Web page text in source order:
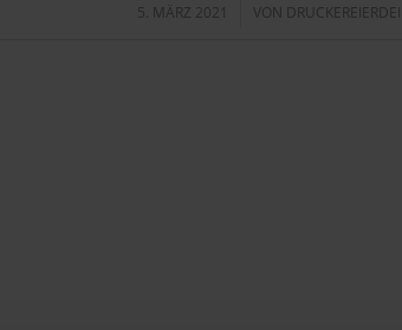
5. MÄRZ 2021
/ VON DRUCKEREIERDEI